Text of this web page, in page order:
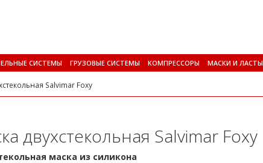
СИСТЕМЫ ГРУЗОВЫЕ СИСТЕМЫ КОМПРЕССОРЫ МАСКИ И ЛАСТЫ
Salvimar Foxy
двухстекольная Salvimar Foxy
маска из силикона